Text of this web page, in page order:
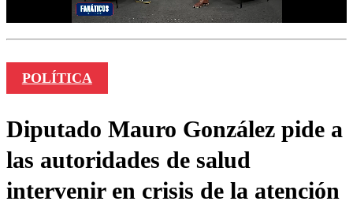
POLÍTICA
Diputado Mauro González pide a
las autoridades de salud
intervenir en crisis de la atención